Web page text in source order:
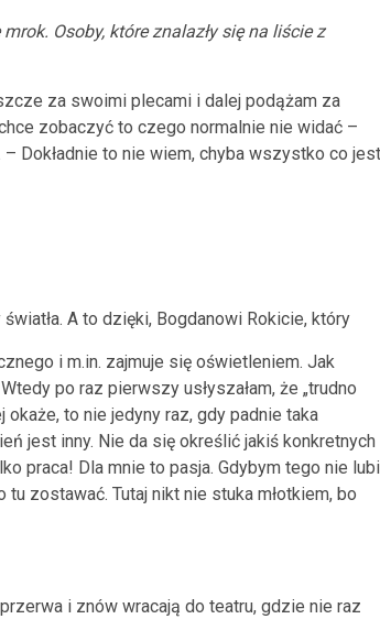
Osoby, które znalazły się na liście z
za swoimi plecami i dalej podążam za
zobaczyć to czego normalnie nie widać –
Dokładnie to nie wiem, chyba wszystko co jest
A to dzięki, Bogdanowi Rokicie, który
i m.in. zajmuje się oświetleniem. Jak
po raz pierwszy usłyszałam, że „trudno
to nie jedyny raz, gdy padnie taka
jest inny. Nie da się określić jakiś konkretnych
praca! Dla mnie to pasja. Gdybym tego nie
tu zostawać. Tutaj nikt nie stuka młotkiem, bo
i znów wracają do teatru, gdzie nie raz